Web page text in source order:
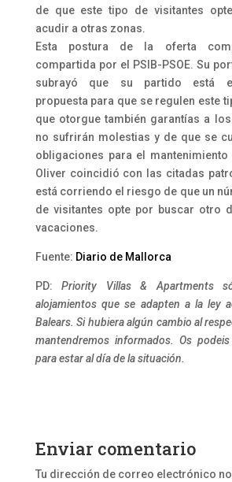
de que este tipo de visitantes
acudir a otras zonas.
Esta postura de la oferta
compartida por el PSIB-PSOE. Su
subrayó que su partido está
propuesta para que se regulen este
que otorgue también garantías a
no sufrirán molestias y de que se
obligaciones para el
Oliver coincidió con las citadas
está corriendo el riesgo de que un
de visitantes opte por buscar otro
vacaciones.
Fuente: Diario de Mallorca
PD:Priority Villas & Apartments
alojamientos que se adapten a la ley
Balears. Si hubiera algún cambio al
mantendremos informados. Os
para estar al día de la situación.
Enviar comentario
Tu dirección de correo electrónico